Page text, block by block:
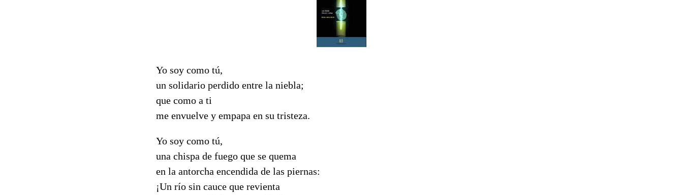
Yo soy como tú,
un solidario perdido entre la niebla;
que como a ti
me envuelve y empapa en su tristeza.
Yo soy como tú,
una chispa de fuego que se quema
en la antorcha encendida de las piernas:
¡Un río sin cauce que revienta